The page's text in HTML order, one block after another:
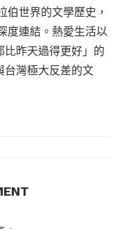
伯世界的文學歷史，
度連結。熱愛生活以
比昨天過得更好」的
台灣極大反差的文